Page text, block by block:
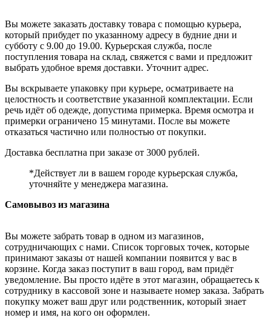
Вы можете заказать доставку товара с помощью курьера,
который прибудет по указанному адресу в будние дни и
субботу с 9.00 до 19.00. Курьерская служба, после
поступления товара на склад, свяжется с вами и предложит
выбрать удобное время доставки. Уточнит адрес.
Вы вскрываете упаковку при курьере, осматриваете на
целостность и соответствие указанной комплектации. Если
речь идёт об одежде, допустима примерка. Время осмотра и
примерки ограничено 15 минутами. После вы можете
отказаться частично или полностью от покупки.
Доставка бесплатна при заказе от 3000 рублей.
*Действует ли в вашем городе курьерская служба,
уточняйте у менеджера магазина.
Самовывоз из магазина
Вы можете забрать товар в одном из магазинов,
сотрудничающих с нами. Список торговых точек, которые
принимают заказы от нашей компании появится у вас в
корзине. Когда заказ поступит в ваш город, вам придёт
уведомление. Вы просто идёте в этот магазин, обращаетесь к
сотруднику в кассовой зоне и называете номер заказа. Забрать
покупку может ваш друг или родственник, который знает
номер и имя, на кого он оформлен.